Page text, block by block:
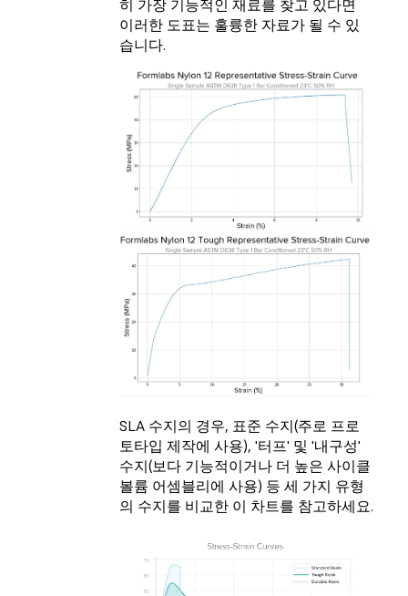
히 가장 기능적인 재료를 찾고 있다면
이러한 도표는 훌륭한 자료가 될 수 있
습니다.
SLA 수지의 경우, 표준 수지(주로 프로
토타입 제작에 사용), '터프' 및 '내구성'
수지(보다 기능적이거나 더 높은 사이클
볼륨 어셈블리에 사용) 등 세 가지 유형
의 수지를 비교한 이 차트를 참고하세요.